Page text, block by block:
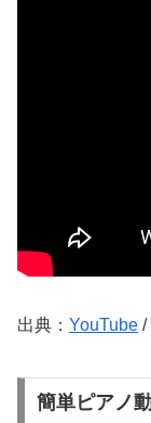
出典： YouTube /
簡単ピアノ